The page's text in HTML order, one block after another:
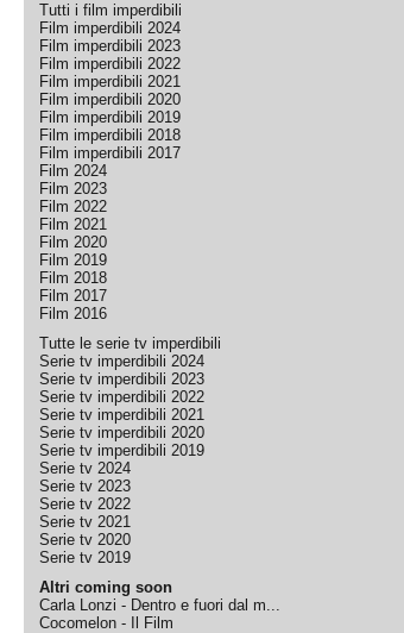
Tutti i film imperdibili
Film imperdibili 2024
Film imperdibili 2023
Film imperdibili 2022
Film imperdibili 2021
Film imperdibili 2020
Film imperdibili 2019
Film imperdibili 2018
Film imperdibili 2017
Film 2024
Film 2023
Film 2022
Film 2021
Film 2020
Film 2019
Film 2018
Film 2017
Film 2016
Tutte le serie tv imperdibili
Serie tv imperdibili 2024
Serie tv imperdibili 2023
Serie tv imperdibili 2022
Serie tv imperdibili 2021
Serie tv imperdibili 2020
Serie tv imperdibili 2019
Serie tv 2024
Serie tv 2023
Serie tv 2022
Serie tv 2021
Serie tv 2020
Serie tv 2019
Altri coming soon
Carla Lonzi - Dentro e fuori dal m...
Cocomelon - Il Film